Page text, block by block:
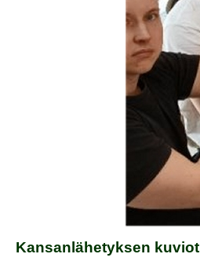
Kansanlähetyksen kuviot